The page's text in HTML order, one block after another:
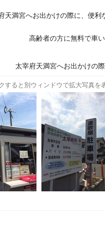
天満宮へお出かけの際に、便利
高齢者の方に無料で車
太宰府天満宮へお出かけの
すると別ウィンドウで拡大写真を